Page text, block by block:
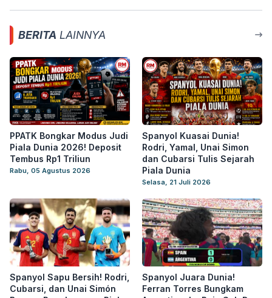
BERITA LAINNYA
PPATK Bongkar Modus Judi
Piala Dunia 2026! Deposit
Tembus Rp1 Triliun
Rabu, 05 Agustus 2026
Spanyol Kuasai Dunia!
Rodri, Yamal, Unai Simon
dan Cubarsi Tulis Sejarah
Piala Dunia
Selasa, 21 Juli 2026
Spanyol Sapu Bersih! Rodri,
Cubarsi, dan Unai Simón
Spanyol Juara Dunia!
Ferran Torres Bungkam